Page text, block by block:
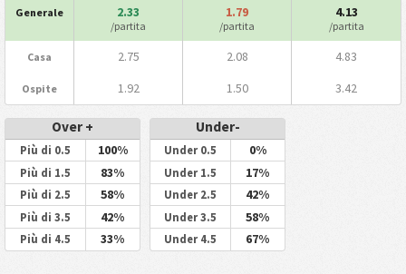
Generale 2.33
/partita
1.79
/partita
4.13
/partita
Casa 2.75 2.08 4.83
Ospite 1.92 1.50 3.42
Over +
Più di 0.5 100%
Più di 1.5 83%
Più di 2.5 58%
Più di 3.5 42%
Più di 4.5 33%
Under-
Under 0.5 0%
Under 1.5 17%
Under 2.5 42%
Under 3.5 58%
Under 4.5 67%